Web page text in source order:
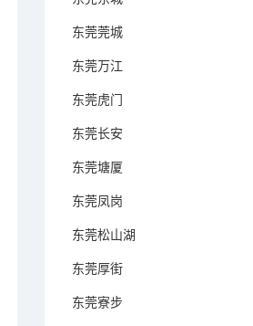
东莞莞城
东莞万江
东莞虎门
东莞长安
东莞塘厦
东莞凤岗
东莞松山湖
东莞厚街
东莞寮步